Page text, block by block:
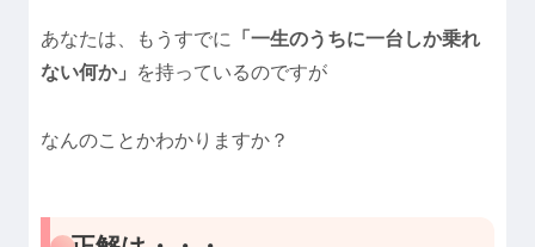
あなたは、もうすでに
「一生のうちに一台しか乗れ
ない何か」
を持っているのですが
なんのことかわかりますか？